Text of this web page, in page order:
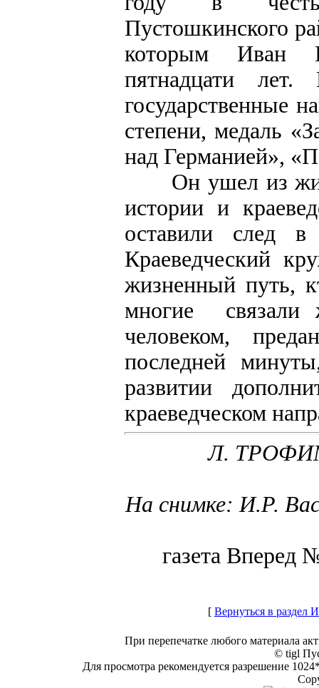
Пустошкинского
которым Иван
пятнадцати
государственные
степени, медаль
над Германией»,
Он ушел из
истории и
оставили след
Краеведческий
жизненный путь,
многие
человеком,
последней
развитии
краеведческом
Л.
На снимке: И.Р.
газета
[ Вернуться в раздел
При перепечатке любого материала
© tigl
Для просмотра рекомендуется разрешение